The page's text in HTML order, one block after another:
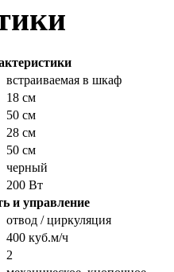
встраиваемая в шкаф
18 см
50 см
28 см
50 см
черный
200 Вт
и управление
отвод / циркуляция
400 куб.м/ч
2